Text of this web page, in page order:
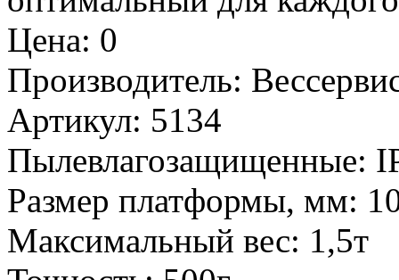
Цена: 0
Производитель:
Артикул: 5134
Пылевлагозащищенные:
Размер платформы, мм:
Максимальный вес: 1,5т